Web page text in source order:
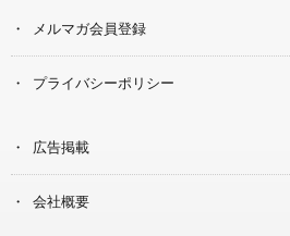
メルマガ会員登録
プライバシーポリシー
広告掲載
会社概要